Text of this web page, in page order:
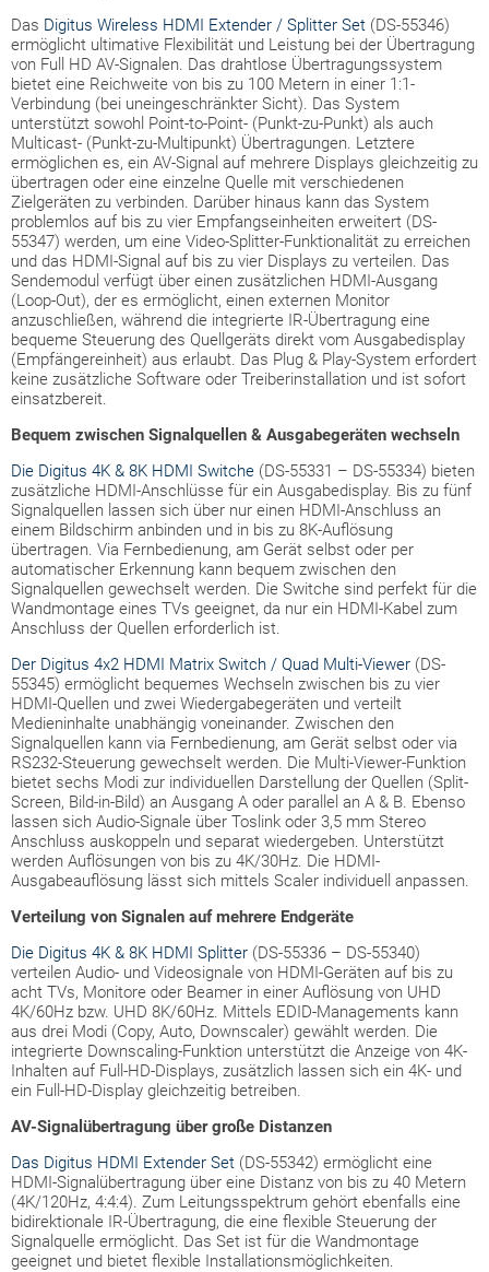
Das Digitus Wireless HDMI Extender / Splitter Set (DS-55346)
ermöglicht ultimative Flexibilität und Leistung bei der Übertragung
von Full HD AV-Signalen. Das drahtlose Übertragungssystem
bietet eine Reichweite von bis zu 100 Metern in einer 1:1-
Verbindung (bei uneingeschränkter Sicht). Das System
unterstützt sowohl Point-to-Point- (Punkt-zu-Punkt) als auch
Multicast- (Punkt-zu-Multipunkt) Übertragungen. Letztere
ermöglichen es, ein AV-Signal auf mehrere Displays gleichzeitig zu
übertragen oder eine einzelne Quelle mit verschiedenen
Zielgeräten zu verbinden. Darüber hinaus kann das System
problemlos auf bis zu vier Empfangseinheiten erweitert (DS-
55347) werden, um eine Video-Splitter-Funktionalität zu erreichen
und das HDMI-Signal auf bis zu vier Displays zu verteilen. Das
Sendemodul verfügt über einen zusätzlichen HDMI-Ausgang
(Loop-Out), der es ermöglicht, einen externen Monitor
anzuschließen, während die integrierte IR-Übertragung eine
bequeme Steuerung des Quellgeräts direkt vom Ausgabedisplay
(Empfängereinheit) aus erlaubt. Das Plug & Play-System erfordert
keine zusätzliche Software oder Treiberinstallation und ist sofort
einsatzbereit.
Bequem zwischen Signalquellen & Ausgabegeräten wechseln
Die Digitus 4K & 8K HDMI Switche (DS-55331 – DS-55334) bieten
zusätzliche HDMI-Anschlüsse für ein Ausgabedisplay. Bis zu fünf
Signalquellen lassen sich über nur einen HDMI-Anschluss an
einem Bildschirm anbinden und in bis zu 8K-Auflösung
übertragen. Via Fernbedienung, am Gerät selbst oder per
automatischer Erkennung kann bequem zwischen den
Signalquellen gewechselt werden. Die Switche sind perfekt für die
Wandmontage eines TVs geeignet, da nur ein HDMI-Kabel zum
Anschluss der Quellen erforderlich ist.
Der Digitus 4x2 HDMI Matrix Switch / Quad Multi-Viewer (DS-
55345) ermöglicht bequemes Wechseln zwischen bis zu vier
HDMI-Quellen und zwei Wiedergabegeräten und verteilt
Medieninhalte unabhängig voneinander. Zwischen den
Signalquellen kann via Fernbedienung, am Gerät selbst oder via
RS232-Steuerung gewechselt werden. Die Multi-Viewer-Funktion
bietet sechs Modi zur individuellen Darstellung der Quellen (Split-
Screen, Bild-in-Bild) an Ausgang A oder parallel an A & B. Ebenso
lassen sich Audio-Signale über Toslink oder 3,5 mm Stereo
Anschluss auskoppeln und separat wiedergeben. Unterstützt
werden Auflösungen von bis zu 4K/30Hz. Die HDMI-
Ausgabeauflösung lässt sich mittels Scaler individuell anpassen.
Verteilung von Signalen auf mehrere Endgeräte
Die Digitus 4K & 8K HDMI Splitter (DS-55336 – DS-55340)
verteilen Audio- und Videosignale von HDMI-Geräten auf bis zu
acht TVs, Monitore oder Beamer in einer Auflösung von UHD
4K/60Hz bzw. UHD 8K/60Hz. Mittels EDID-Managements kann
aus drei Modi (Copy, Auto, Downscaler) gewählt werden. Die
integrierte Downscaling-Funktion unterstützt die Anzeige von 4K-
Inhalten auf Full-HD-Displays, zusätzlich lassen sich ein 4K- und
ein Full-HD-Display gleichzeitig betreiben.
AV-Signalübertragung über große Distanzen
Das Digitus HDMI Extender Set (DS-55342) ermöglicht eine
HDMI-Signalübertragung über eine Distanz von bis zu 40 Metern
(4K/120Hz, 4:4:4). Zum Leitungsspektrum gehört ebenfalls eine
bidirektionale IR-Übertragung, die eine flexible Steuerung der
Signalquelle ermöglicht. Das Set ist für die Wandmontage
geeignet und bietet flexible Installationsmöglichkeiten.